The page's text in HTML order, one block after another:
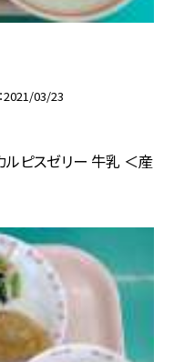
2021/03/23
ルピスゼリー 牛乳 ＜産